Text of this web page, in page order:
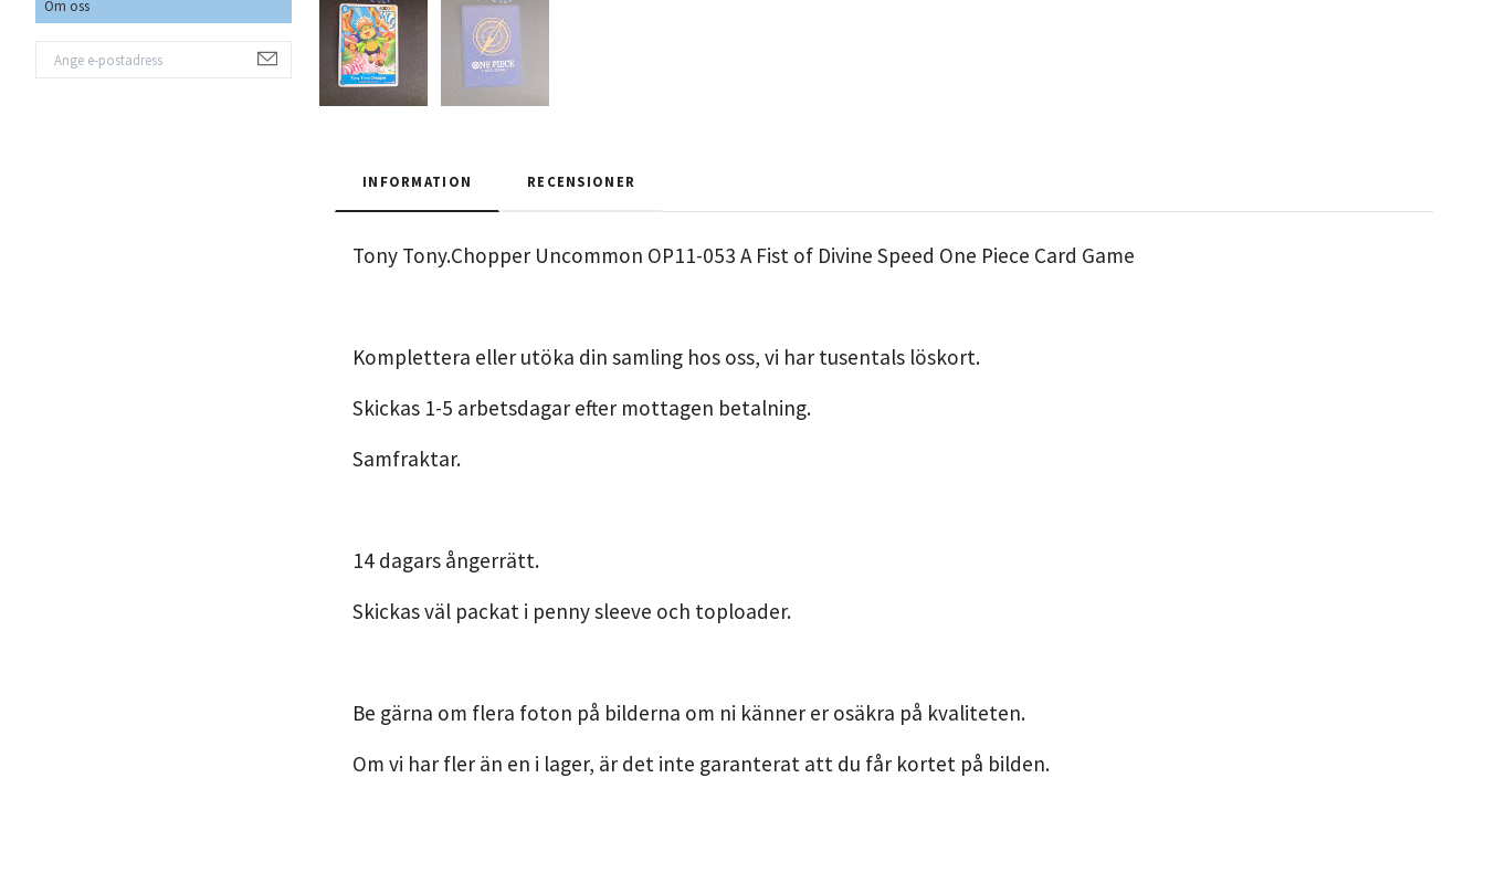
Om oss
INFORMATION RECENSIONER
Tony Tony.Chopper Uncommon OP11-053 A Fist of Divine Speed One Piece Card Game
Komplettera eller utöka din samling hos oss, vi har tusentals löskort.
Skickas 1-5 arbetsdagar efter mottagen betalning.
Samfraktar.
14 dagars ångerrätt.
Skickas väl packat i penny sleeve och toploader.
Be gärna om flera foton på bilderna om ni känner er osäkra på kvaliteten.
Om vi har fler än en i lager, är det inte garanterat att du får kortet på bilden.